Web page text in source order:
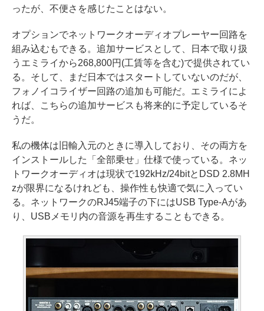
ったが、不便さを感じたことはない。
オプションでネットワークオーディオプレーヤー回路を
組み込むもできる。追加サービスとして、日本で取り扱
うエミライから268,800円(工賃等を含む)で提供されてい
る。そして、まだ日本ではスタートしていないのだが、
フォノイコライザー回路の追加も可能だ。エミライによ
れば、こちらの追加サービスも将来的に予定しているそ
うだ。
私の機体は旧輸入元のときに導入しており、その両方を
インストールした「全部乗せ」仕様で使っている。ネッ
トワークオーディオは現状で192kHz/24bitとDSD 2.8MH
zが限界になるけれども、操作性も快適で気に入ってい
る。ネットワークのRJ45端子の下にはUSB Type-Aがあ
り、USBメモリ内の音源を再生することもできる。